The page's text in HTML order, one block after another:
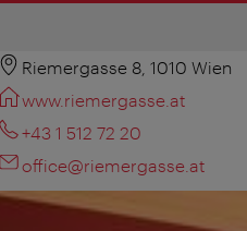
Riemergasse 8, 1010 Wien
www.riemergasse.at
+43 1 512 72 20
office@riemergasse.at